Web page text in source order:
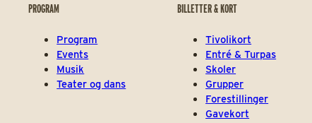
PROGRAM
Program
Events
Musik
Teater og dans
BILLETTER & KORT
Tivolikort
Entré & Turpas
Skoler
Grupper
Forestillinger
Gavekort